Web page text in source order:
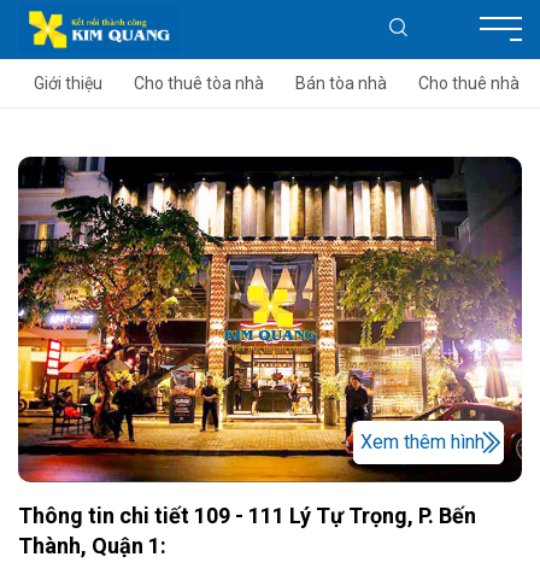
Giới thiệu Cho thuê tòa nhà Bán tòa nhà Cho thuê nhà
Xem thêm hình
Thông tin chi tiết 109 - 111 Lý Tự Trọng, P. Bến
Thành, Quận 1: